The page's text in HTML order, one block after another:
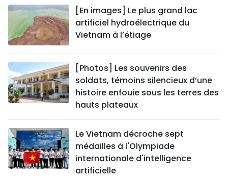
[En images] Le plus grand lac
artificiel hydroélectrique du
Vietnam à l’étiage
[Photos] Les souvenirs des
soldats, témoins silencieux d’une
histoire enfouie sous les terres des
hauts plateaux
Le Vietnam décroche sept
médailles à l'Olympiade
internationale d'intelligence
artificielle